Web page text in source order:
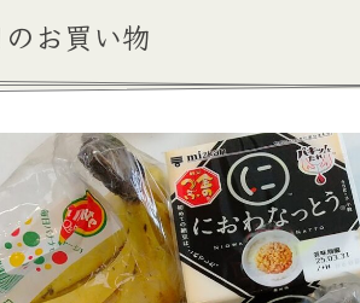
お買い物